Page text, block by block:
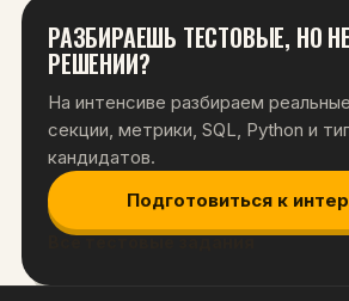
РАЗБИРАЕШЬ ТЕСТОВЫЕ, НО
РЕШЕНИИ?
На интенсиве разбираем
секции, метрики, SQL, Python и
кандидатов.
Подготовиться к
Все тестовые задания